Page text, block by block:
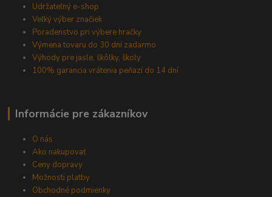
Udržateľný e-shop
Veľký výber značiek
Poradenstvo pri výbere hračky
Výmena tovaru do 30 dní zadarmo
Výhody pre jasle, škôlky, školy
100% garancia vrátenia peňazí do 14 dní
Informácie pre zákazníkov
O nás
Ako nakupovať
Ceny dopravy
Možnosti platby
Obchodné podmienky